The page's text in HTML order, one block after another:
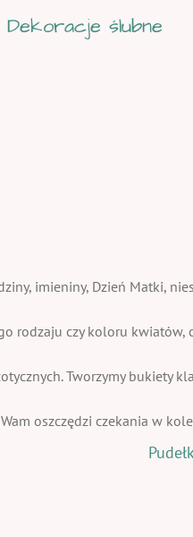
Dekoracje ślubne
imieniny, Dzień Matki,
rodzaju czy koloru kwiatów,
Tworzymy bukiety
oszczędzi czekania w